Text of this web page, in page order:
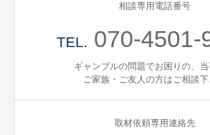
相談専用電話番号
TEL. 070-4501-
ギャンブルの問題でお困りの、当
ご家族・ご友人の方はご相談
取材依頼専用連絡先